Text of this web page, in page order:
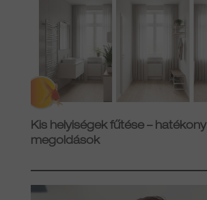
Kis helyiségek fűtése – hatékony
megoldások